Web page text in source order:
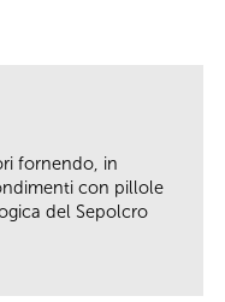
fornendo, in
con pillole
del Sepolcro